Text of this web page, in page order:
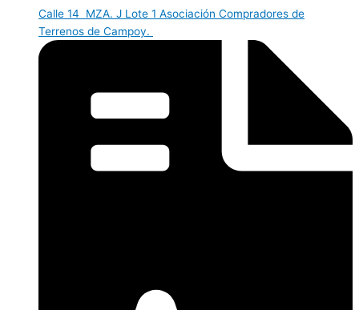
Calle 14 MZA. J Lote 1 Asociación Compradores de
Terrenos de Campoy.